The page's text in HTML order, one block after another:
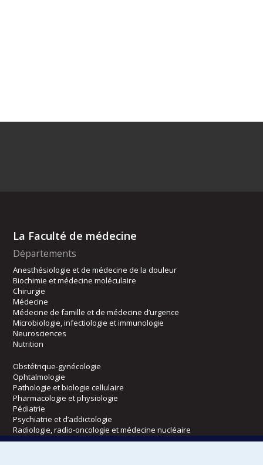
La Faculté de médecine
Départements
Anesthésiologie et de médecine de la douleur
Biochimie et médecine moléculaire
Chirurgie
Médecine
Médecine de famille et de médecine d’urgence
Microbiologie, infectiologie et immunologie
Neurosciences
Nutrition
Obstétrique-gynécologie
Ophtalmologie
Pathologie et biologie cellulaire
Pharmacologie et physiologie
Pédiatrie
Psychiatrie et d’addictologie
Radiologie, radio-oncologie et médecine nucléaire